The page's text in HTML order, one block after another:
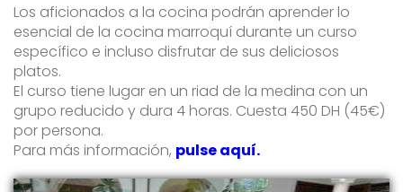
Los aficionados a la cocina podrán aprender lo
esencial de la cocina marroquí durante un curso
específico e incluso disfrutar de sus deliciosos
platos.
El curso tiene lugar en un riad de la medina con un
grupo reducido y dura 4 horas. Cuesta 450 DH (45€)
por persona.
Para más información, pulse aquí.